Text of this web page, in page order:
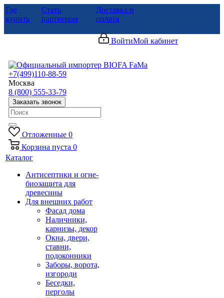
Где
купить
Стать
партнером
Доставка и
оплата
ВойтиМой кабинет
+7(499)110-88-59
Москва
8 (800) 555-33-79
Заказать звонок
Отложенные 0
Корзина пуста 0
Каталог
Антисептики и огне-
биозащита для
древесины
Для внешних работ
Фасад дома
Наличники,
карнизы, декор
Окна, двери,
ставни,
подоконники
Заборы, ворота,
изгороди
Беседки,
перголы